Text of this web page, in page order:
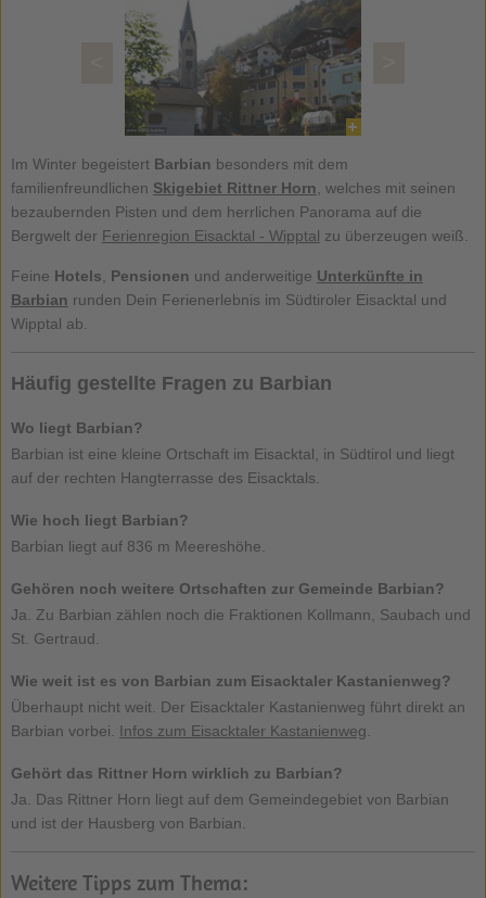
Im Winter begeistert Barbian besonders mit dem
familienfreundlichen Skigebiet Rittner Horn, welches mit seinen
bezaubernden Pisten und dem herrlichen Panorama auf die
Bergwelt der Ferienregion Eisacktal - Wipptal zu überzeugen weiß.
Feine Hotels, Pensionen und anderweitige Unterkünfte in
Barbian runden Dein Ferienerlebnis im Südtiroler Eisacktal und
Wipptal ab.
Häufig gestellte Fragen zu Barbian
Wo liegt Barbian?
Barbian ist eine kleine Ortschaft im Eisacktal, in Südtirol und liegt
auf der rechten Hangterrasse des Eisacktals.
Wie hoch liegt Barbian?
Barbian liegt auf 836 m Meereshöhe.
Gehören noch weitere Ortschaften zur Gemeinde Barbian?
Ja. Zu Barbian zählen noch die Fraktionen Kollmann, Saubach und
St. Gertraud.
Wie weit ist es von Barbian zum Eisacktaler Kastanienweg?
Überhaupt nicht weit. Der Eisacktaler Kastanienweg führt direkt an
Barbian vorbei. Infos zum Eisacktaler Kastanienweg.
Gehört das Rittner Horn wirklich zu Barbian?
Ja. Das Rittner Horn liegt auf dem Gemeindegebiet von Barbian
und ist der Hausberg von Barbian.
Weitere Tipps zum Thema: